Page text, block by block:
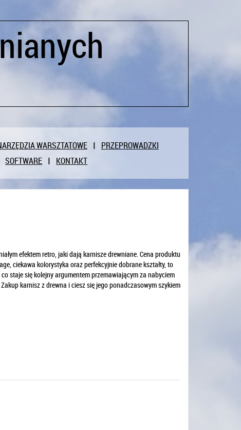
WARSZTATOWE
PRZEPROWADZKI
SOFTWARE KONTAKT
efektem retro, jaki dają karnisze drewniane. Cena produktu
ciekawa kolorystyka oraz perfekcyjnie dobrane kształty, to
staje się kolejny argumentem przemawiającym za nabyciem
karnisz z drewna i ciesz się jego ponadczasowym szykiem